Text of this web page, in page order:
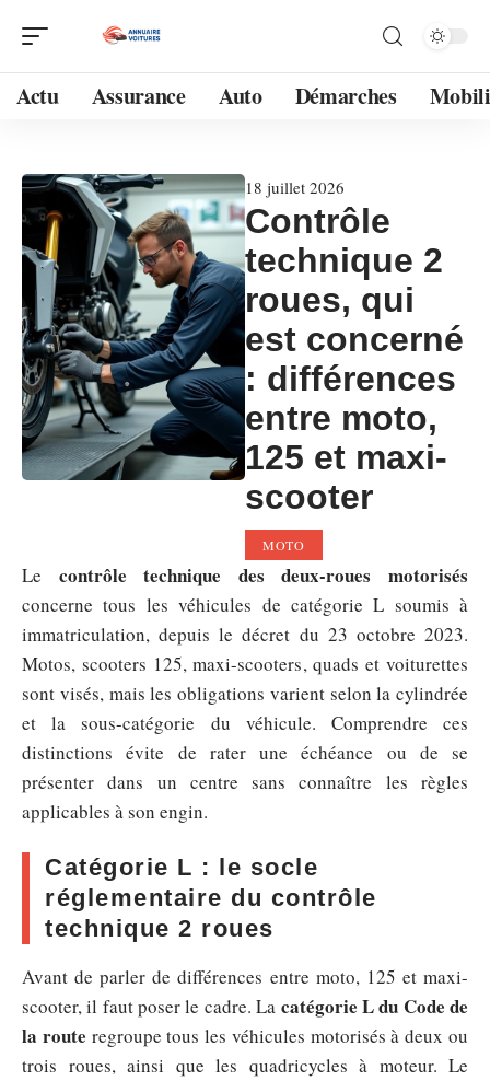
Actu Assurance Auto Démarches
18 juillet 2026
Contrôle
technique 2
roues, qui
est concerné
: différences
entre moto,
125 et maxi-
scooter
MOTO
Le contrôle technique des deux-roues motorisés
concerne tous les véhicules de catégorie L soumis à
immatriculation, depuis le décret du 23 octobre 2023.
Motos, scooters 125, maxi-scooters, quads et voiturettes
sont visés, mais les obligations varient selon la cylindrée
et la sous-catégorie du véhicule. Comprendre ces
distinctions évite de rater une échéance ou de se
présenter dans un centre sans connaître les règles
applicables à son engin.
Catégorie L : le socle
réglementaire du contrôle
technique 2 roues
Avant de parler de différences entre moto, 125 et maxi-
scooter, il faut poser le cadre. La catégorie L du Code de
la route regroupe tous les véhicules motorisés à deux ou
trois roues, ainsi que les quadricycles à moteur. Le